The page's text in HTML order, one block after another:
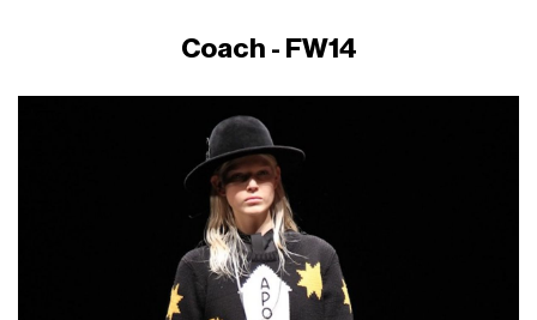
Coach - FW14